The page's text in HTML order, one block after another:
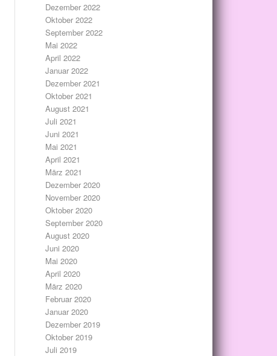
Dezember 2022
Oktober 2022
September 2022
Mai 2022
April 2022
Januar 2022
Dezember 2021
Oktober 2021
August 2021
Juli 2021
Juni 2021
Mai 2021
April 2021
März 2021
Dezember 2020
November 2020
Oktober 2020
September 2020
August 2020
Juni 2020
Mai 2020
April 2020
März 2020
Februar 2020
Januar 2020
Dezember 2019
Oktober 2019
Juli 2019